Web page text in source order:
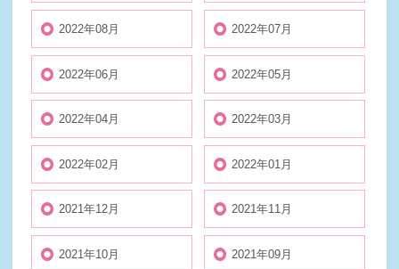
2022年08月 2022年07月
2022年06月 2022年05月
2022年04月 2022年03月
2022年02月 2022年01月
2021年12月 2021年11月
2021年10月 2021年09月